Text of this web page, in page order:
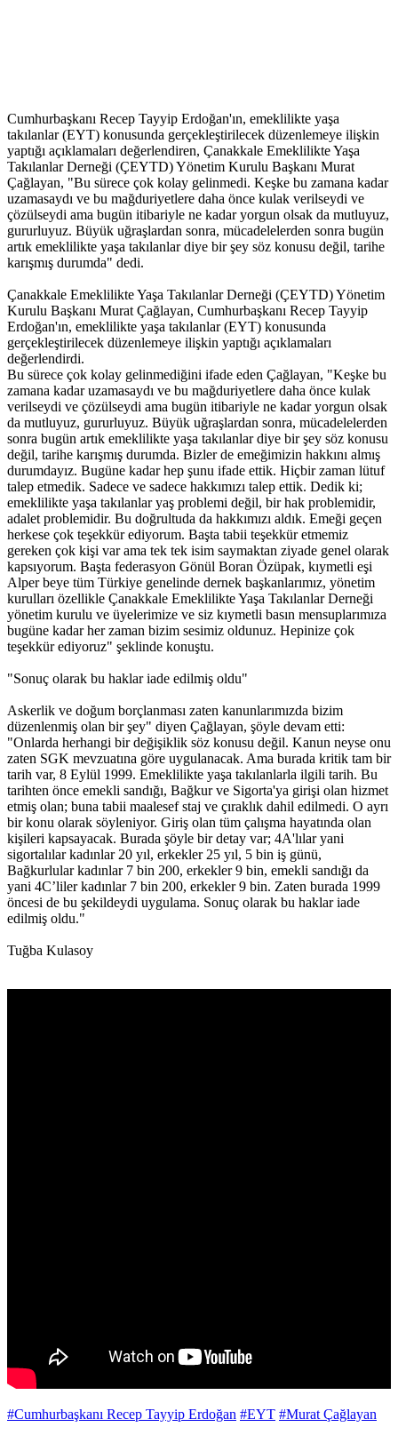
Cumhurbaşkanı Recep Tayyip Erdoğan'ın, emeklilikte yaşa
takılanlar (EYT) konusunda gerçekleştirilecek düzenlemeye ilişkin
yaptığı açıklamaları değerlendiren, Çanakkale Emeklilikte Yaşa
Takılanlar Derneği (ÇEYTD) Yönetim Kurulu Başkanı Murat
Çağlayan, "Bu sürece çok kolay gelinmedi. Keşke bu zamana kadar
uzamasaydı ve bu mağduriyetlere daha önce kulak verilseydi ve
çözülseydi ama bugün itibariyle ne kadar yorgun olsak da mutluyuz,
gururluyuz. Büyük uğraşlardan sonra, mücadelelerden sonra bugün
artık emeklilikte yaşa takılanlar diye bir şey söz konusu değil, tarihe
karışmış durumda" dedi.
Çanakkale Emeklilikte Yaşa Takılanlar Derneği (ÇEYTD) Yönetim
Kurulu Başkanı Murat Çağlayan, Cumhurbaşkanı Recep Tayyip
Erdoğan'ın, emeklilikte yaşa takılanlar (EYT) konusunda
gerçekleştirilecek düzenlemeye ilişkin yaptığı açıklamaları
değerlendirdi.
Bu sürece çok kolay gelinmediğini ifade eden Çağlayan, "Keşke bu
zamana kadar uzamasaydı ve bu mağduriyetlere daha önce kulak
verilseydi ve çözülseydi ama bugün itibariyle ne kadar yorgun olsak
da mutluyuz, gururluyuz. Büyük uğraşlardan sonra, mücadelelerden
sonra bugün artık emeklilikte yaşa takılanlar diye bir şey söz konusu
değil, tarihe karışmış durumda. Bizler de emeğimizin hakkını almış
durumdayız. Bugüne kadar hep şunu ifade ettik. Hiçbir zaman lütuf
talep etmedik. Sadece ve sadece hakkımızı talep ettik. Dedik ki;
emeklilikte yaşa takılanlar yaş problemi değil, bir hak problemidir,
adalet problemidir. Bu doğrultuda da hakkımızı aldık. Emeği geçen
herkese çok teşekkür ediyorum. Başta tabii teşekkür etmemiz
gereken çok kişi var ama tek tek isim saymaktan ziyade genel olarak
kapsıyorum. Başta federasyon Gönül Boran Özüpak, kıymetli eşi
Alper beye tüm Türkiye genelinde dernek başkanlarımız, yönetim
kurulları özellikle Çanakkale Emeklilikte Yaşa Takılanlar Derneği
yönetim kurulu ve üyelerimize ve siz kıymetli basın mensuplarımıza
bugüne kadar her zaman bizim sesimiz oldunuz. Hepinize çok
teşekkür ediyoruz" şeklinde konuştu.
"Sonuç olarak bu haklar iade edilmiş oldu"
Askerlik ve doğum borçlanması zaten kanunlarımızda bizim
düzenlenmiş olan bir şey" diyen Çağlayan, şöyle devam etti:
"Onlarda herhangi bir değişiklik söz konusu değil. Kanun neyse onu
zaten SGK mevzuatına göre uygulanacak. Ama burada kritik tam bir
tarih var, 8 Eylül 1999. Emeklilikte yaşa takılanlarla ilgili tarih. Bu
tarihten önce emekli sandığı, Bağkur ve Sigorta'ya girişi olan hizmet
etmiş olan; buna tabii maalesef staj ve çıraklık dahil edilmedi. O ayrı
bir konu olarak söyleniyor. Giriş olan tüm çalışma hayatında olan
kişileri kapsayacak. Burada şöyle bir detay var; 4A'lılar yani
sigortalılar kadınlar 20 yıl, erkekler 25 yıl, 5 bin iş günü,
Bağkurlular kadınlar 7 bin 200, erkekler 9 bin, emekli sandığı da
yani 4C’liler kadınlar 7 bin 200, erkekler 9 bin. Zaten burada 1999
öncesi de bu şekildeydi uygulama. Sonuç olarak bu haklar iade
edilmiş oldu."
Tuğba Kulasoy
#Cumhurbaşkanı Recep Tayyip Erdoğan #EYT #Murat Çağlayan